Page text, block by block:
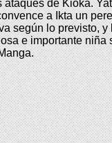
de Kioka.
a Ikta un
según lo previsto,
e importante